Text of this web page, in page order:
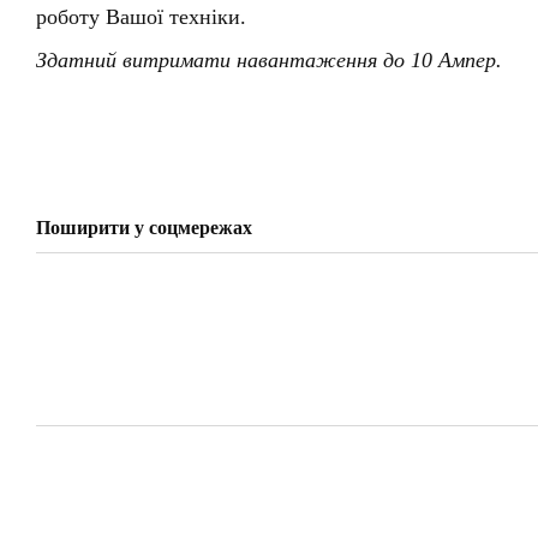
роботу Вашої техніки.
Здатний витримати навантаження до 10 Ампер.
Поширити у соцмережах